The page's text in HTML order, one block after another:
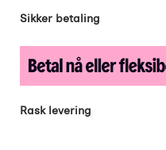
Sikker betaling
Rask levering